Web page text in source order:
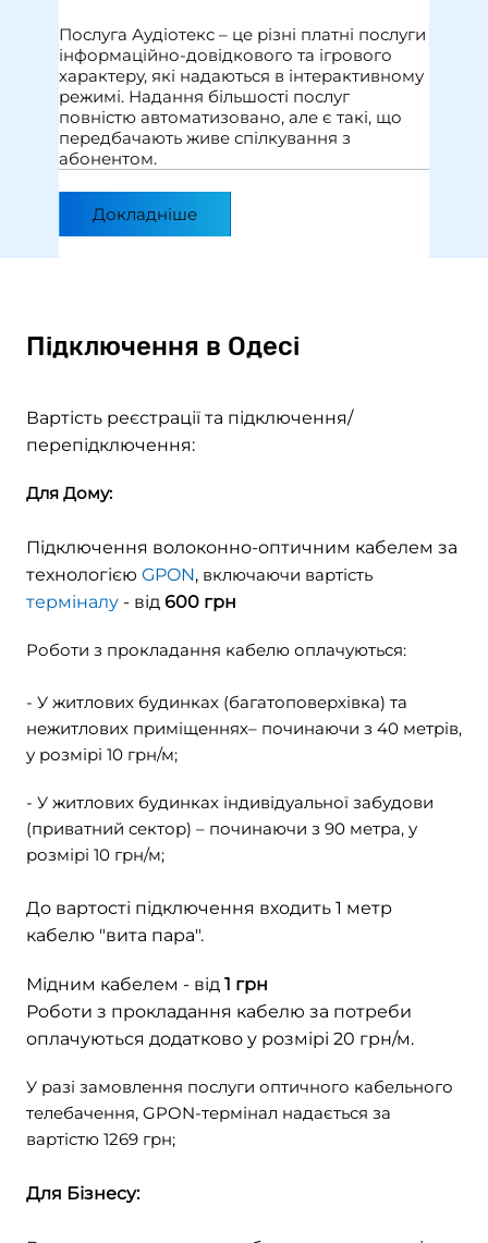
Послуга Аудіотекс – це різні платні послуги
інформаційно-довідкового та ігрового
характеру, які надаються в інтерактивному
режимі. Надання більшості послуг
повністю автоматизовано, але є такі, що
передбачають живе спілкування з
абонентом.
Докладніше
Підключення в Одесi
Вартість реєстрації та підключення/
перепідключення:
Для Дому:
Підключення волоконно-оптичним кабелем за
технологією GPON, включаючи вартість
терміналу - від 600 грн
Роботи з прокладання кабелю оплачуються:
- У житлових будинках (багатоповерхівка) та
нежитлових приміщеннях– починаючи з 40 метрiв,
у розмірі 10 грн/м;
- У житлових будинках індивідуальної забудови
(приватний сектор) – починаючи з 90 метра, у
розмірі 10 грн/м;
До вартості підключення входить 1 метр
кабелю "вита пара".
Мідним кабелем - від 1 грн
Роботи з прокладання кабелю за потреби
оплачуються додатково у розмірі 20 грн/м.
У разі замовлення послуги оптичного кабельного
телебачення, GPON-термінал надається за
вартістю 1269 грн;
Для Бізнесу: